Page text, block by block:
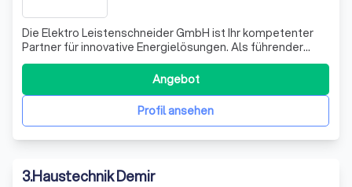
Die Elektro Leistenschneider GmbH ist Ihr kompetenter
Partner für innovative Energielösungen. Als führender
Anbieter von Photovoltaik- und Wärmepumpenmontage
im Bereich Systemverbund und Klimalösungen bieten wir
maßgeschneiderte Konzepte für eine nachhaltige und
effiziente Energieversorgung. Unser L
Profil ansehen
Angebot
3.Haustechnik Demir